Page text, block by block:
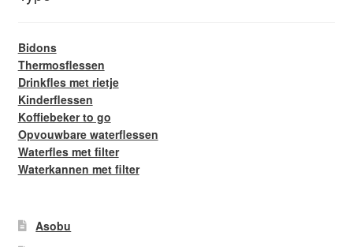
Bidons
Thermosflessen
Drinkfles met rietje
Kinderflessen
Koffiebeker to go
Opvouwbare waterflessen
Waterfles met filter
Waterkannen met filter
Asobu